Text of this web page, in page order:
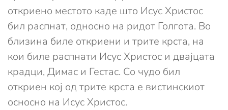
откриено местото каде што Исус Христос
бил распнат, односно на ридот Голгота. Во
близина биле откриени и трите крста, на
кои биле распнати Исус Христос и двајцата
крадци, Димас и Гестас. Со чудо бил
откриен кој од трите крста е вистинскиот
осносно на Исус Христос.